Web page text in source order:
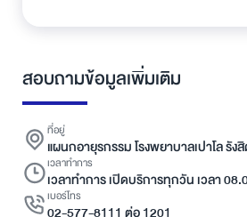
สอบถามข้อมูลเพิ่มเติม
ที่อยู่
แผนกอายุรกรรม โรงพยาบาลเปาโล รัง
เวลาทำการ
เวลาทำการ เปิดบริการทุกวัน เวลา
เบอร์โทร
02-577-8111 ต่อ 1201